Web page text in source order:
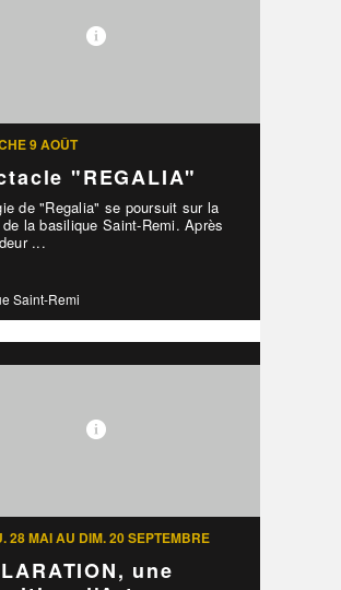
9 AOÛT
"REGALIA"
de "Regalia" se poursuit sur la
la basilique Saint-Remi. Après
...
Saint-Remi
28 MAI AU DIM. 20 SEPTEMBRE
une